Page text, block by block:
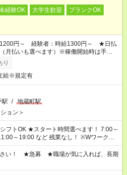
経験OK 大学生歓迎
ブランクOK
1200円～ 経験者：時給1300円～ ★日払
月払いも選べます）※稼働開始時は手続き
なります。
り
給※規定有
駅 / 地蔵町駅
ョン＞
選べます！ 7:00～
19:00 など 残業なし！ ※Wワークの
わせ週40時間超の就業はご案内できませ
20時間以上勤務は社会保険への加入対象
遣法（日雇い派遣の原則禁止）により、
はご案内が難しい場合があります
さい！ ★急募 ★職場が気に入れば、長期